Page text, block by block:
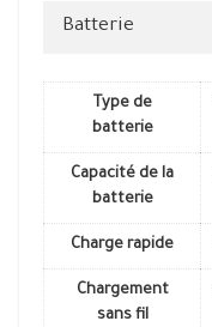
Batterie
Type de
batterie
Capacité de la
batterie
Charge rapide
Chargement
sans fil